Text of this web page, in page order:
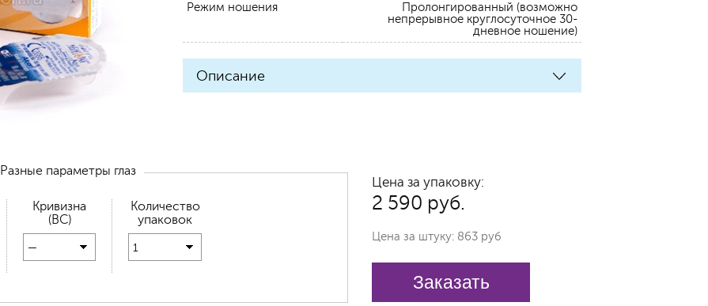
Режим ношения
Пролонгированный (возможно
непрерывное круглосуточное 30-
дневное ношение)
Описание
Разные параметры глаз
Кривизна
(BC)
—
Количество
упаковок
1
Цена за упаковку:
2 590 руб.
Цена за штуку: 863 руб
Заказать